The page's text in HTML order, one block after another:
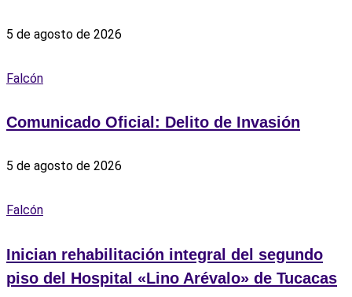
5 de agosto de 2026
Falcón
Comunicado Oficial: Delito de Invasión
5 de agosto de 2026
Falcón
Inician rehabilitación integral del segundo
piso del Hospital «Lino Arévalo» de Tucacas